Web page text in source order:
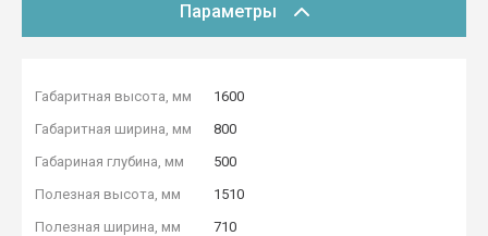
Параметры
Габаритная высота, мм
1600
Габаритная ширина, мм
800
Габариная глубина, мм
500
Полезная высота, мм
1510
Полезная ширина, мм
710